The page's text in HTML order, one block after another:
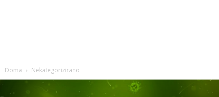
Doma Nekategorizirano